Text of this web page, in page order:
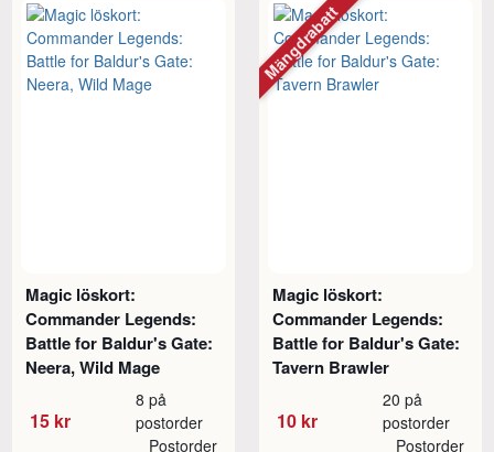
Magic löskort:
Commander Legends:
Battle for Baldur's Gate:
Neera, Wild Mage
15 kr
8 på
postorder
Postorder
Magic löskort:
Commander Legends:
Battle for Baldur's Gate:
Tavern Brawler
10 kr
20 på
postorder
Postorder
Mängdrabatt